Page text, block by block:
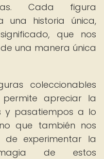
Cada figura
una historia única,
que nos
una manera única
coleccionables
apreciar la
y pasatiempos a lo
que también nos
experimentar la
de estos